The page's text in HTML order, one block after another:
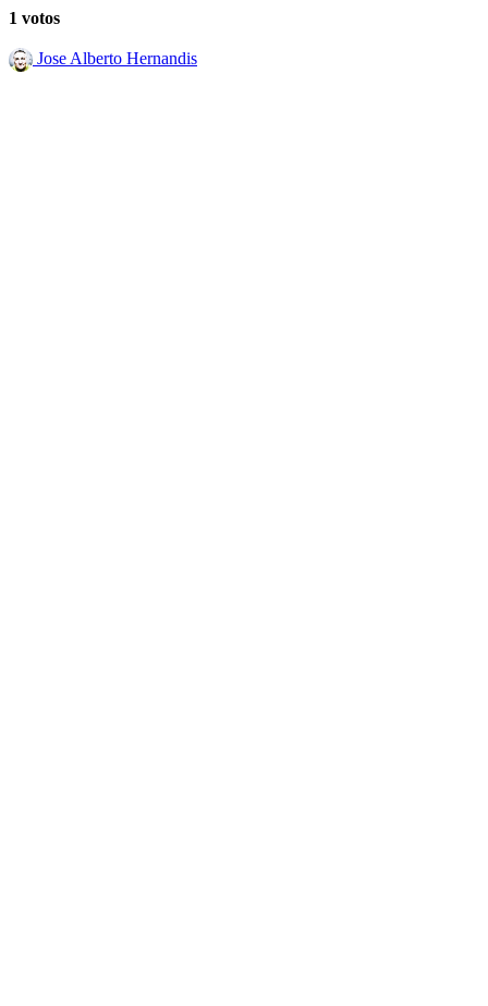
1 votos
Jose Alberto Hernandis